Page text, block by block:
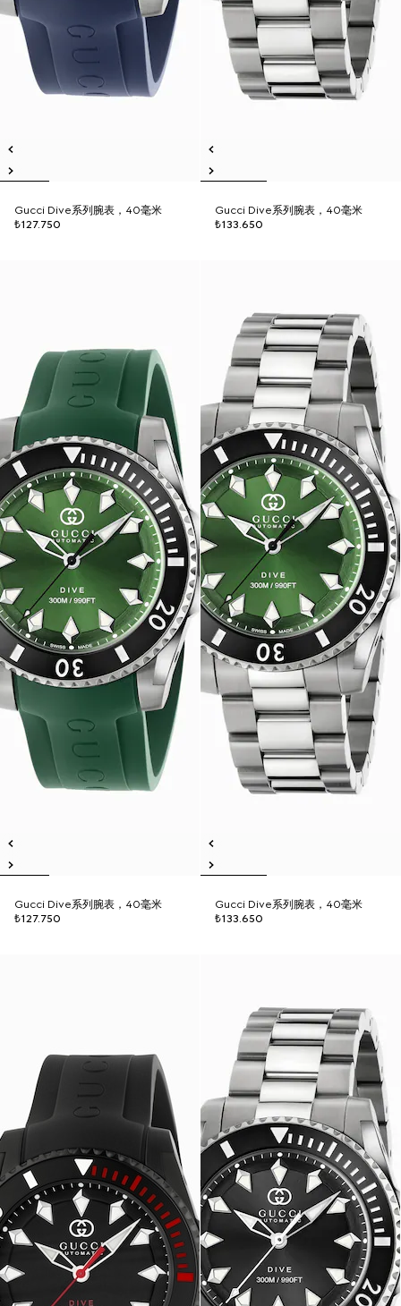
Gucci Dive系列腕表，40毫米
₺127.750
Gucci Dive系列腕表，40毫米
₺133.650
Gucci Dive系列腕表，40毫米
₺127.750
Gucci Dive系列腕表，40毫米
₺133.650